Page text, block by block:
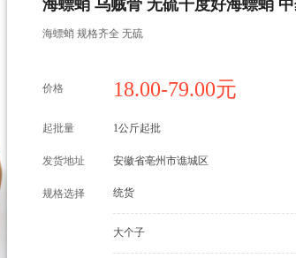
海螵蛸 乌贼骨 无硫干度好海螵蛸
海螵蛸 规格齐全 无硫
价格 18.00-79.00元
起批量 1公斤起批
发货地址 安徽省亳州市谯城区
规格选择 统货
大个子